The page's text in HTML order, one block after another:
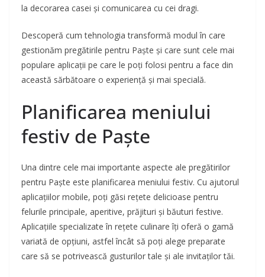
la decorarea casei și comunicarea cu cei dragi.
Descoperă cum tehnologia transformă modul în care
gestionăm pregătirile pentru Paște și care sunt cele mai
populare aplicații pe care le poți folosi pentru a face din
această sărbătoare o experiență și mai specială.
Planificarea meniului
festiv de Paște
Una dintre cele mai importante aspecte ale pregătirilor
pentru Paște este planificarea meniului festiv. Cu ajutorul
aplicațiilor mobile, poți găsi rețete delicioase pentru
felurile principale, aperitive, prăjituri și băuturi festive.
Aplicațiile specializate în rețete culinare îți oferă o gamă
variată de opțiuni, astfel încât să poți alege preparate
care să se potrivească gusturilor tale și ale invitaților tăi.